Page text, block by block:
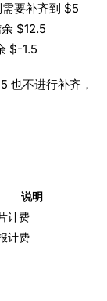
要补齐到 $5
$12.5
$-1.5
也不进行补齐，
说明
计费
计费